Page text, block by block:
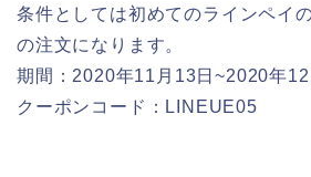
条件としては初めてのラインペイ
の注文になります。
期間：2020年11月13日~2020年
クーポンコード：LINEUE05